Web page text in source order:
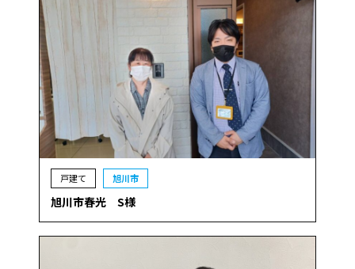
戸建て 旭川市
旭川市春光 S様